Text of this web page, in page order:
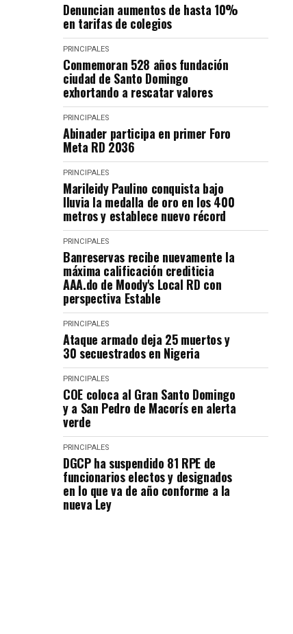
Denuncian aumentos de hasta 10%
en tarifas de colegios
PRINCIPALES
Conmemoran 528 años fundación
ciudad de Santo Domingo
exhortando a rescatar valores
PRINCIPALES
Abinader participa en primer Foro
Meta RD 2036
PRINCIPALES
Marileidy Paulino conquista bajo
lluvia la medalla de oro en los 400
metros y establece nuevo récord
PRINCIPALES
Banreservas recibe nuevamente la
máxima calificación crediticia
AAA.do de Moody's Local RD con
perspectiva Estable
PRINCIPALES
Ataque armado deja 25 muertos y
30 secuestrados en Nigeria
PRINCIPALES
COE coloca al Gran Santo Domingo
y a San Pedro de Macorís en alerta
verde
PRINCIPALES
DGCP ha suspendido 81 RPE de
funcionarios electos y designados
en lo que va de año conforme a la
nueva Ley